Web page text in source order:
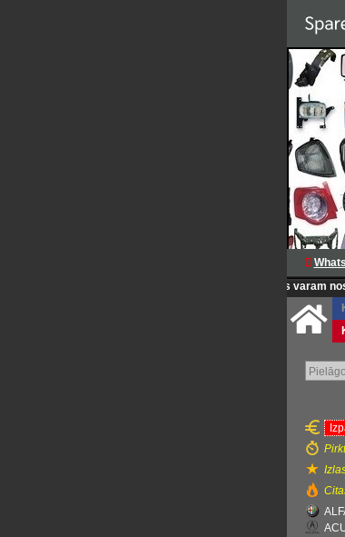
<<< Mēs varam nosūtīt